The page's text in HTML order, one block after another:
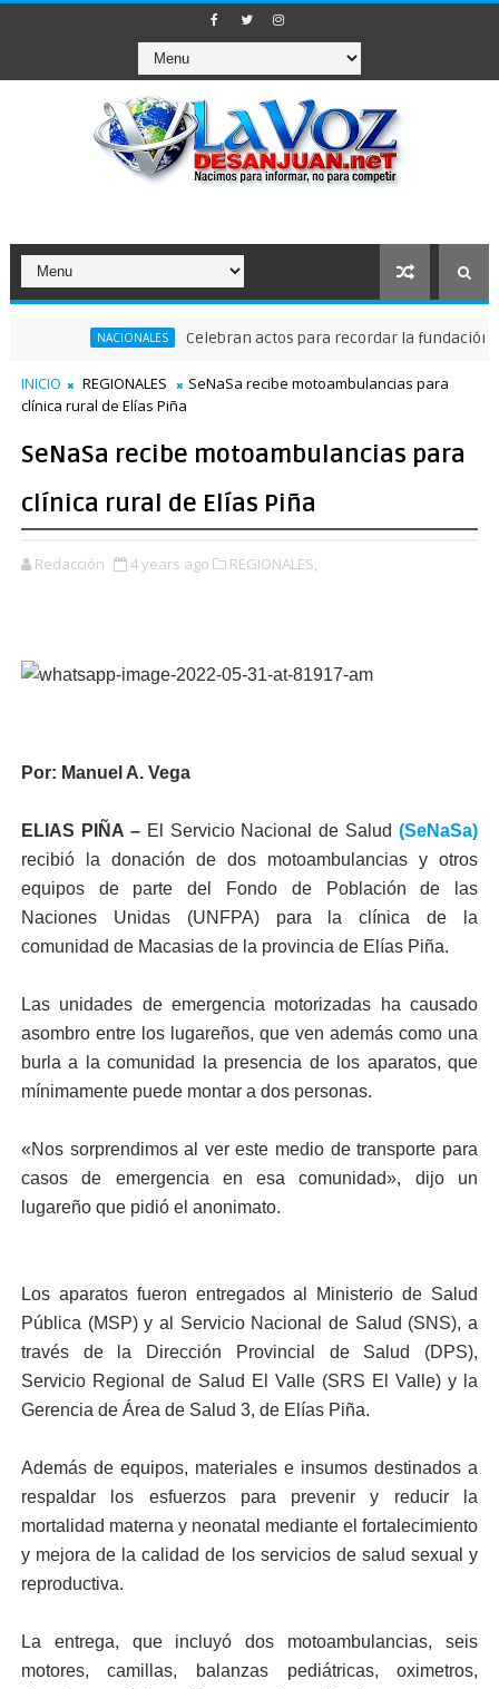
NACIONALES Celebran actos para recordar la fundación de
INICIO REGIONALES
SeNaSa recibe motoambulancias para
clínica rural de Elías Piña
SeNaSa recibe motoambulancias para
clínica rural de Elías Piña
Redacción 4 years ago REGIONALES,
Por: Manuel A. Vega
ELIAS PIÑA –El Servicio Nacional de Salud(SeNaSa)
recibió la donación de dos motoambulancias y otros
equipos de parte del Fondo de Población de las
Naciones Unidas (UNFPA) para la clínica de la
comunidad de Macasias de la provincia de Elías Piña.
Las unidades de emergencia motorizadas ha causado
asombro entre los lugareños, que ven además como una
burla a la comunidad la presencia de los aparatos, que
mínimamente puede montar a dos personas.
«Nos sorprendimos al ver este medio de transporte para
casos de emergencia en esa comunidad», dijo un
lugareño que pidió el anonimato.
Los aparatos fueron entregados al Ministerio de Salud
Pública (MSP) y al Servicio Nacional de Salud (SNS), a
través de la Dirección Provincial de Salud (DPS),
Servicio Regional de Salud El Valle (SRS El Valle) y la
Gerencia de Área de Salud 3, de Elías Piña.
Además de equipos, materiales e insumos destinados a
respaldar los esfuerzos para prevenir y reducir la
mortalidad materna y neonatal mediante el fortalecimiento
y mejora de la calidad de los servicios de salud sexual y
reproductiva.
La entrega, que incluyó dos motoambulancias, seis
motores, camillas, balanzas pediátricas, oximetros,